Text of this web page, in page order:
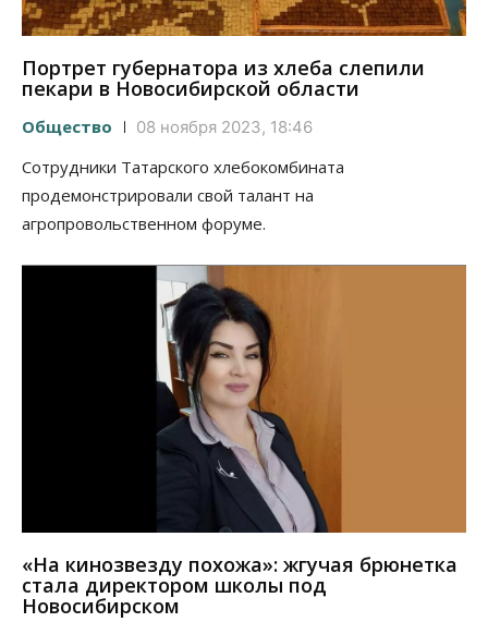
Портрет губернатора из хлеба слепили
пекари в Новосибирской области
Общество 08 ноября 2023, 18:46
Сотрудники Татарского хлебокомбината
продемонстрировали свой талант на
агропровольственном форуме.
«На кинозвезду похожа»: жгучая брюнетка
стала директором школы под
Новосибирском